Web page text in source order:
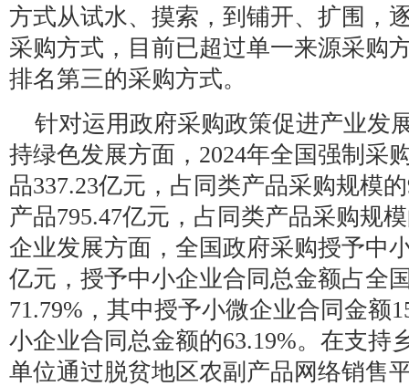
方式从试水、摸索，到铺开、扩围，
采购方式，目前已超过单一来源采购
排名第三的采购方式。
针对运用政府采购政策促进产业发
持绿色发展方面，2024年全国强制采
品337.23亿元，占同类产品采购规模
产品795.47亿元，占同类产品采购规
企业发展方面，全国政府采购授予中
亿元，授予中小企业合同总金额占全
71.79%，其中授予小微企业合同金额
小企业合同总金额的63.19%。在支持
单位通过脱贫地区农副产品网络销售